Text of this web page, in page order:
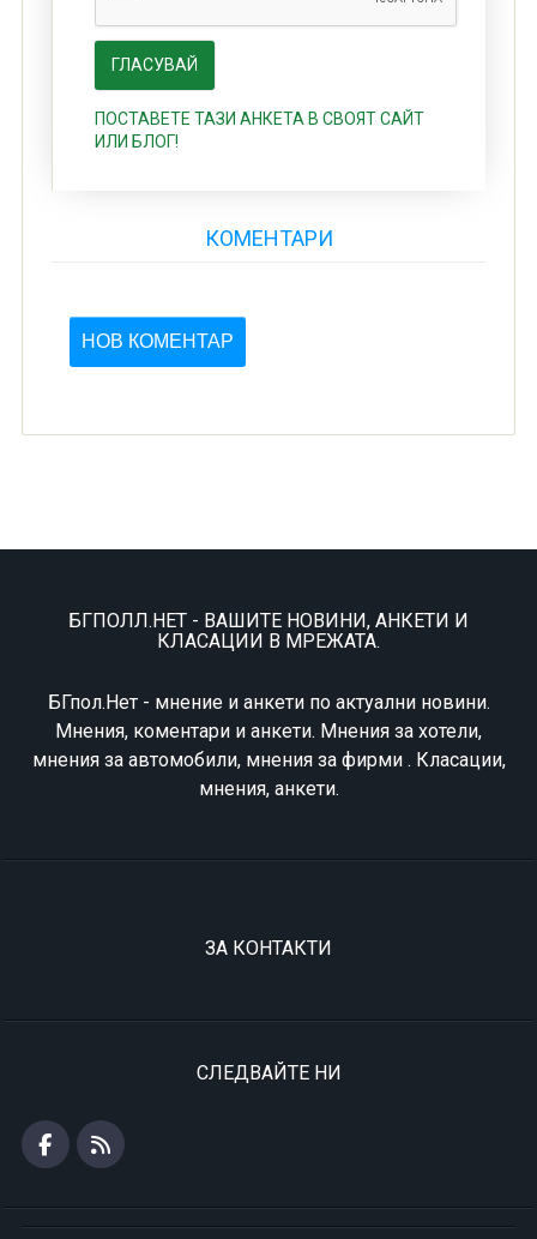
ПОСТАВЕТЕ ТАЗИ АНКЕТА В СВОЯТ САЙТ
ИЛИ БЛОГ!
КОМЕНТАРИ
НОВ КОМЕНТАР
БГПОЛЛ.НЕТ - ВАШИТЕ НОВИНИ, АНКЕТИ И
КЛАСАЦИИ В МРЕЖАТА.
БГпол.Нет - мнение и анкети по актуални новини.
Мнения, коментари и анкети. Мнения за хотели,
мнения за автомобили, мнения за фирми . Класации,
мнения, анкети.
ЗА КОНТАКТИ
СЛЕДВАЙТЕ НИ